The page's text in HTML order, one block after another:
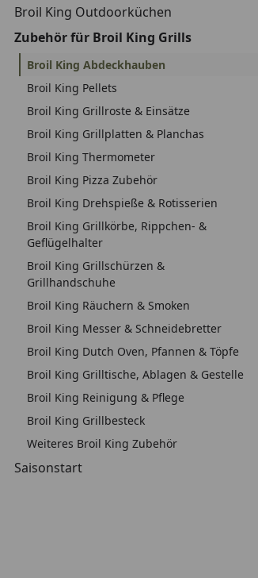
Broil King Outdoorküchen
Zubehör für Broil King Grills
Broil King Abdeckhauben
Broil King Pellets
Broil King Grillroste & Einsätze
Broil King Grillplatten & Planchas
Broil King Thermometer
Broil King Pizza Zubehör
Broil King Drehspieße & Rotisserien
Broil King Grillkörbe, Rippchen- &
Geflügelhalter
Broil King Grillschürzen &
Grillhandschuhe
Broil King Räuchern & Smoken
Broil King Messer & Schneidebretter
Broil King Dutch Oven, Pfannen & Töpfe
Broil King Grilltische, Ablagen & Gestelle
Broil King Reinigung & Pflege
Broil King Grillbesteck
Weiteres Broil King Zubehör
Saisonstart